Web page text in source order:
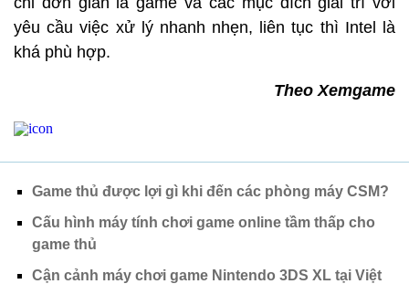
yêu cầu việc xử lý nhanh nhẹn, liên tục thì Intel là
khá phù hợp.
Theo Xemgame
Game thủ được lợi gì khi đến các phòng máy CSM?
Cấu hình máy tính chơi game online tầm thấp cho
game thủ
Cận cảnh máy chơi game Nintendo 3DS XL tại Việt